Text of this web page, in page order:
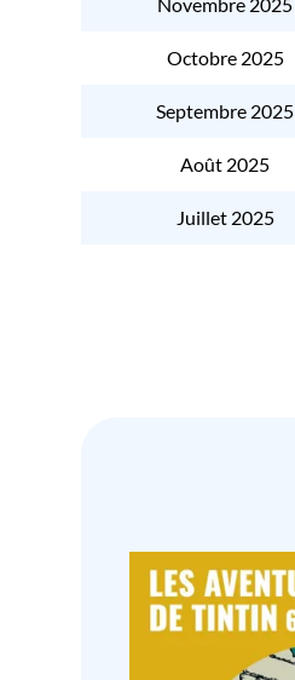
Octobre 2025
Septembre 2025
Août 2025
Juillet 2025